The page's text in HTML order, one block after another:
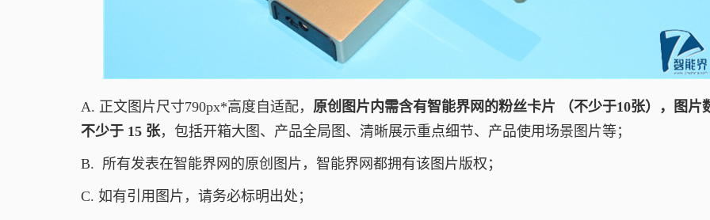
A. 正文图片尺寸790px*高度自适配， 原创图片内需含有智能界网的粉丝卡片 （不少于10张），图片
不少于 15 张，包括开箱大图、产品全局图、清晰展示重点细节、产品使用场景图片等；
B. 所有发表在智能界网的原创图片，智能界网都拥有该图片版权；
C. 如有引用图片，请务必标明出处；